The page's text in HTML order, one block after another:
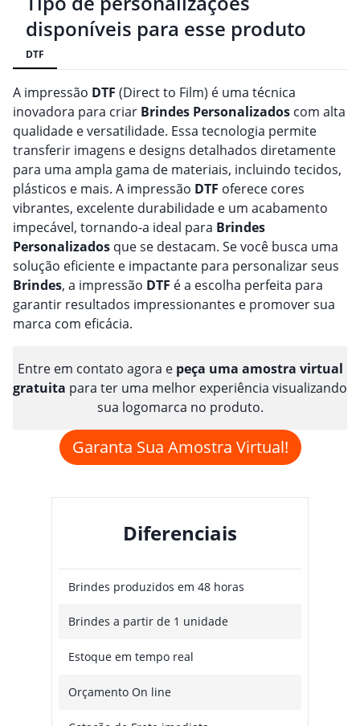
disponíveis para esse produto
DTF
A impressão DTF (Direct to Film) é uma técnica
inovadora para criar Brindes Personalizados com alta
qualidade e versatilidade. Essa tecnologia permite
transferir imagens e designs detalhados diretamente
para uma ampla gama de materiais, incluindo tecidos,
plásticos e mais. A impressão DTF oferece cores
vibrantes, excelente durabilidade e um acabamento
impecável, tornando-a ideal para Brindes
Personalizados que se destacam. Se você busca uma
solução eficiente e impactante para personalizar seus
Brindes, a impressão DTF é a escolha perfeita para
garantir resultados impressionantes e promover sua
marca com eficácia.
Entre em contato agora e peça uma amostra virtual
gratuita para ter uma melhor experiência visualizando
sua logomarca no produto.
Garanta Sua Amostra Virtual!
Diferenciais
Brindes produzidos em 48 horas
Brindes a partir de 1 unidade
Estoque em tempo real
Orçamento On line